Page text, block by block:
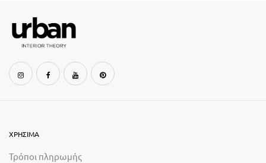
ΧΡΗΣΙΜΑ
Τρόποι πληρωμής